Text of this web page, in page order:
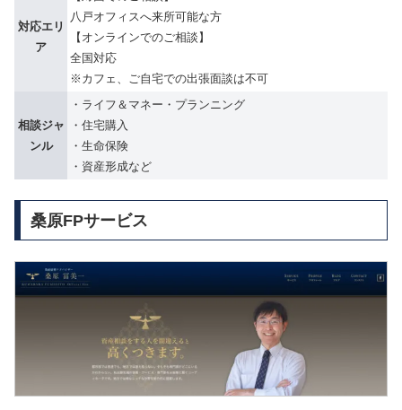
対応エリ
ア
八戸オフィスへ来所可能な方
【オンラインでのご相談】
全国対応
※カフェ、ご自宅での出張面談は不可
相談ジャ
ンル
・ライフ＆マネー・プランニング
・住宅購入
・生命保険
・資産形成など
桑原FPサービス